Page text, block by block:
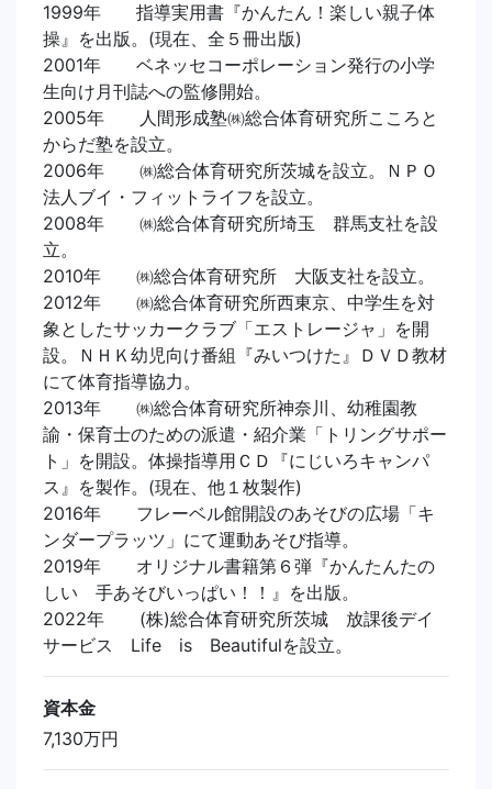
1999年 指導実用書『かんたん！楽しい親子体
操』を出版。(現在、全５冊出版)
2001年 ベネッセコーポレーション発行の小学
生向け月刊誌への監修開始。
2005年 人間形成塾㈱総合体育研究所こころと
からだ塾を設立。
2006年 ㈱総合体育研究所茨城を設立。ＮＰＯ
法人ブイ・フィットライフを設立。
2008年 ㈱総合体育研究所埼玉 群馬支社を設
立。
2010年 ㈱総合体育研究所 大阪支社を設立。
2012年 ㈱総合体育研究所西東京、中学生を対
象としたサッカークラブ「エストレージャ」を開
設。ＮＨＫ幼児向け番組『みいつけた』ＤＶＤ教材
にて体育指導協力。
2013年 ㈱総合体育研究所神奈川、幼稚園教
諭・保育士のための派遣・紹介業「トリングサポー
ト」を開設。体操指導用ＣＤ『にじいろキャンパ
ス』を製作。(現在、他１枚製作)
2016年 フレーベル館開設のあそびの広場「キ
ンダープラッツ」にて運動あそび指導。
2019年 オリジナル書籍第６弾『かんたんたの
しい 手あそびいっぱい！！』を出版。
2022年 (株)総合体育研究所茨城 放課後デイ
サービス Life is Beautifulを設立。
資本金
7,130万円